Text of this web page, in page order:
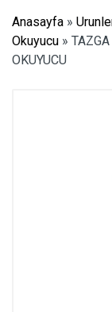
Anasayfa »
Okuyucu »
OKUYUCU